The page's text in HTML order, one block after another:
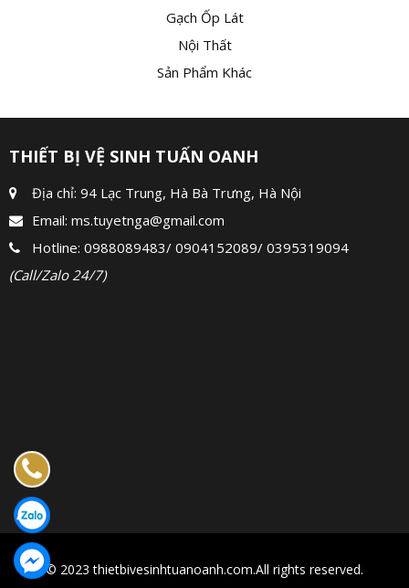
Gạch Ốp Lát
Nội Thất
Sản Phẩm Khác
THIẾT BỊ VỆ SINH TUẤN OANH
Địa chỉ: 94 Lạc Trung, Hà Bà Trưng, Hà Nội
Email: ms.tuyetnga@gmail.com
Hotline: 0988089483/ 0904152089/ 0395319094
(Call/Zalo 24/7)
© 2023 thietbivesinhtuanoanh.com.All rights reserved.